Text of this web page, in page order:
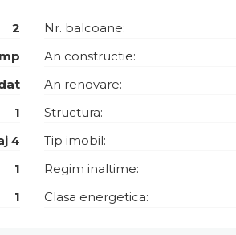
2
1
4
1
1
Nr. balcoane:
An constructie:
An renovare:
Structura:
Tip imobil:
Regim inaltime:
Clasa energetica: